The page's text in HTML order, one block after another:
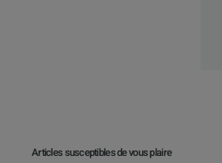
Articles susceptibles de vous plaire